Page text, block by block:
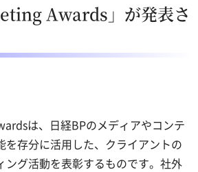
Awards」が発表さ
は、日経BPのメディアやコンテ
を存分に活用した、クライアントの
ング活動を表彰するものです。社外